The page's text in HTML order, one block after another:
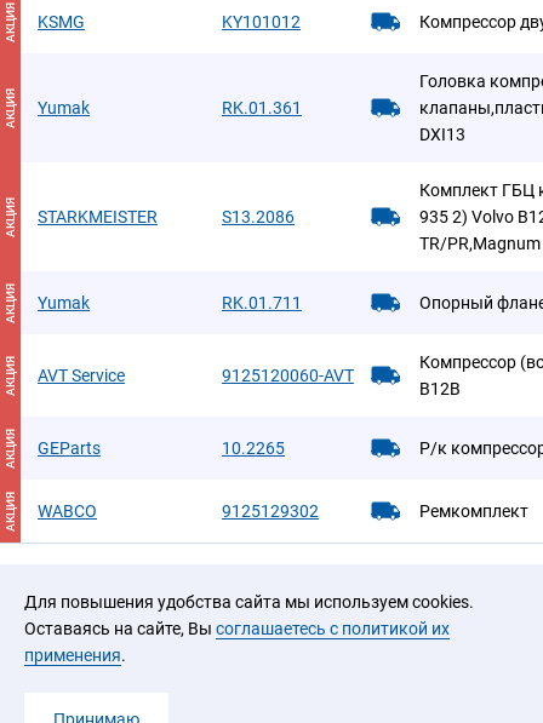
Для повышения удобства сайта мы используем cookies.
Оставаясь на сайте, Вы соглашаетесь с политикой их
применения.
АКЦИЯ KSMG KY101012 Компрессор
АКЦИЯ Yumak RK.01.361
Головка
DXI13
АКЦИЯ STARKMEISTER S13.2086
Комплект ГБЦ
935 2) Volvo
TR/
АКЦИЯ Yumak RK.01.711 Опорный
АКЦИЯ AVT Service 9125120060-AVT
Компрессор
B12B
АКЦИЯ GEParts 10.2265 Р/к
АКЦИЯ WABCO 9125129302 Ремкомплект